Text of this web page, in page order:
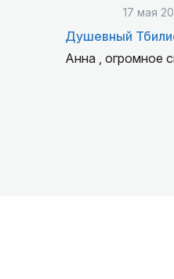
сейчас живёт
голове
Отдельно
17 мая
Душевный
Анна , огромное